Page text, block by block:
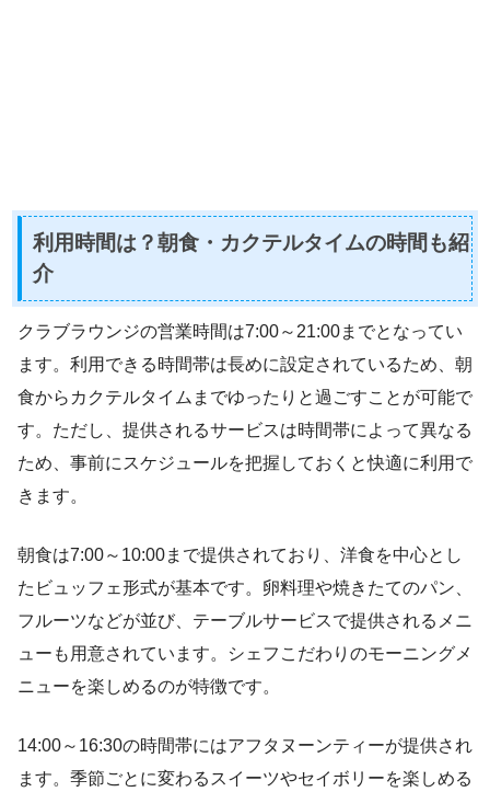
利用時間は？朝食・カクテルタイムの時間も紹
介
クラブラウンジの営業時間は7:00～21:00までとなってい
ます。利用できる時間帯は長めに設定されているため、朝
食からカクテルタイムまでゆったりと過ごすことが可能で
す。ただし、提供されるサービスは時間帯によって異なる
ため、事前にスケジュールを把握しておくと快適に利用で
きます。
朝食は7:00～10:00まで提供されており、洋食を中心とし
たビュッフェ形式が基本です。卵料理や焼きたてのパン、
フルーツなどが並び、テーブルサービスで提供されるメニ
ューも用意されています。シェフこだわりのモーニングメ
ニューを楽しめるのが特徴です。
14:00～16:30の時間帯にはアフタヌーンティーが提供され
ます。季節ごとに変わるスイーツやセイボリーを楽しめる